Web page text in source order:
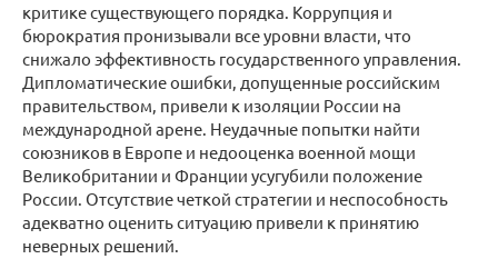
критике существующего порядка. Коррупция и
бюрократия пронизывали все уровни власти, что
снижало эффективность государственного управления.
Дипломатические ошибки, допущенные российским
правительством, привели к изоляции России на
международной арене. Неудачные попытки найти
союзников в Европе и недооценка военной мощи
Великобритании и Франции усугубили положение
России. Отсутствие четкой стратегии и неспособность
адекватно оценить ситуацию привели к принятию
неверных решений.